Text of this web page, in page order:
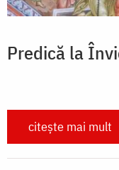
Predică la
citește mai mult